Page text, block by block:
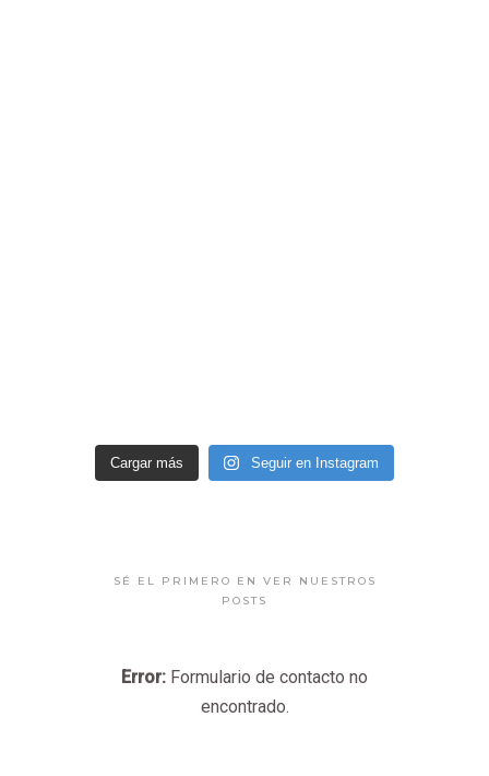
Cargar más Seguir en Instagram
SÉ EL PRIMERO EN VER NUESTROS
POSTS
Error: Formulario de contacto no
encontrado.